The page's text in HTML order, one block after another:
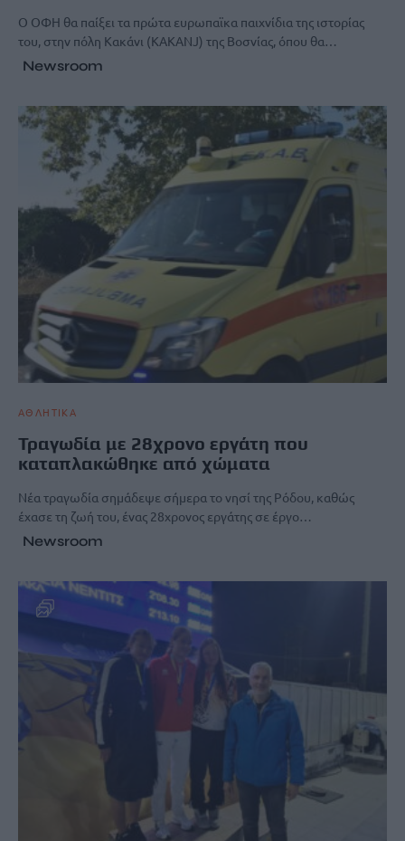
Ο ΟΦΗ θα παίξει τα πρώτα ευρωπαϊκα παιχνίδια της ιστορίας
του, στην πόλη Κακάνι (ΚΑΚΑΝJ) της Βοσνίας, όπου θα…
Newsroom
ΑΘΛΗΤΙΚΑ
Τραγωδία με 28χρονο εργάτη που
καταπλακώθηκε από χώματα
Νέα τραγωδία σημάδεψε σήμερα το νησί της Ρόδου, καθώς
έχασε τη ζωή του, ένας 28χρονος εργάτης σε έργο…
Newsroom